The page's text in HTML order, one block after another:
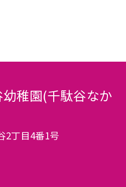
稚園(千駄谷なか
2丁目4番1号